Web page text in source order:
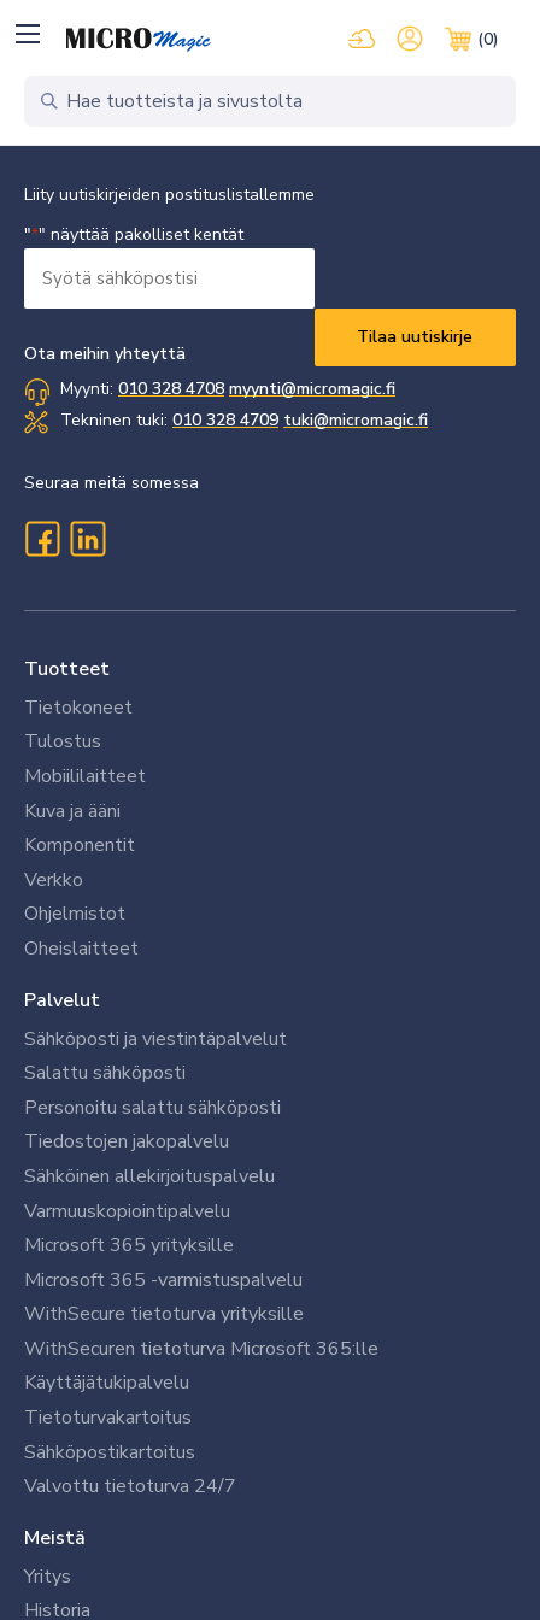
KirjauduOma tili
(0)
Liity uutiskirjeiden postituslistallemme
"*" näyttää pakolliset kentät
sähköpostisi
Ota meihin yhteyttä
Myynti: 010 328 4708 myynti@micromagic.fi
Tekninen tuki: 010 328 4709 tuki@micromagic.fi
Seuraa meitä somessa
Tuotteet
Tietokoneet
Tulostus
Mobiililaitteet
Kuva ja ääni
Komponentit
Verkko
Ohjelmistot
Oheislaitteet
Palvelut
Sähköposti ja viestintäpalvelut
Salattu sähköposti
Personoitu salattu sähköposti
Tiedostojen jakopalvelu
Sähköinen allekirjoituspalvelu
Varmuuskopiointipalvelu
Microsoft 365 yrityksille
Microsoft 365 -varmistuspalvelu
WithSecure tietoturva yrityksille
WithSecuren tietoturva Microsoft 365:lle
Käyttäjätukipalvelu
Tietoturvakartoitus
Sähköpostikartoitus
Valvottu tietoturva 24/7
Meistä
Yritys
Historia